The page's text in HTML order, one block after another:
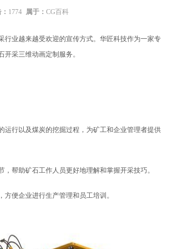
1774 属于：CG百科
业越来越受欢迎的宣传方式。华匠科技作为一家专
开采三维动画定制服务。
运行以及煤炭的挖掘过程，为矿工和企业管理者提供
，帮助矿石工作人员更好地理解和掌握开采技巧。
便企业进行生产管理和员工培训。